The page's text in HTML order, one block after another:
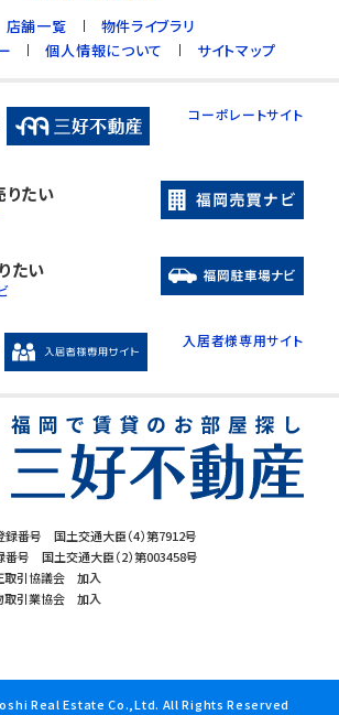
番号 国土交通大臣（4）第7912号
号 国土交通大臣（2）第003458号
取引協議会 加入
取引業協会 加入
店舗一覧
物件ライブラリ
個人情報について サイトマップ
コーポレートサイト
りたい
たい
入居者様専用サイト
Real Estate Co.,Ltd. All Rights Reserved